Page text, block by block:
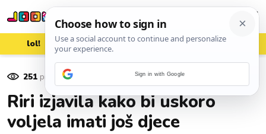
lol! aww vrh! woot?!
251 pregleda 14. studenoga 2022.
Riri izjavila kako bi uskoro
voljela imati još djece
Sign in with Google